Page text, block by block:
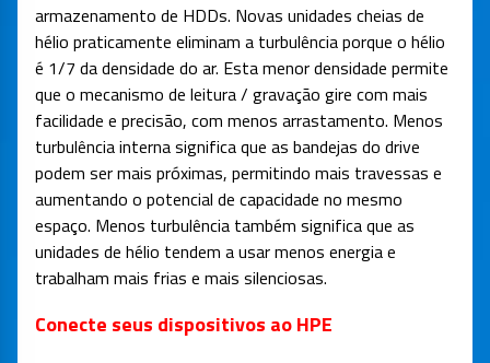
armazenamento de HDDs. Novas unidades cheias de
hélio praticamente eliminam a turbulência porque o hélio
é 1/7 da densidade do ar. Esta menor densidade permite
que o mecanismo de leitura / gravação gire com mais
facilidade e precisão, com menos arrastamento. Menos
turbulência interna significa que as bandejas do drive
podem ser mais próximas, permitindo mais travessas e
aumentando o potencial de capacidade no mesmo
espaço. Menos turbulência também significa que as
unidades de hélio tendem a usar menos energia e
trabalham mais frias e mais silenciosas.
Conecte seus dispositivos ao HPE